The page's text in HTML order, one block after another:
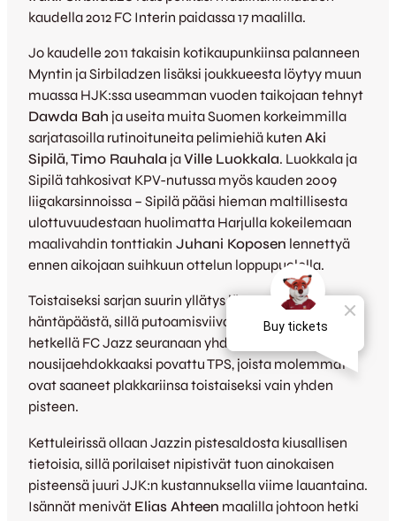
kaudella 2012 FC Interin paidassa 17 maalilla.
Jo kaudelle 2011 takaisin kotikaupunkiinsa palanneen
Myntin ja Sirbiladzen lisäksi joukkueesta löytyy muun
muassa HJK:ssa useamman vuoden taikojaan tehnyt
Dawda Bah ja useita muita Suomen korkeimmilla
sarjatasoilla rutinoituneita pelimiehiä kuten Aki
Sipilä,Timo Rauhala jaVille Luokkala. Luokkala ja
Sipilä tahkosivat KPV-nutussa myös kauden 2009
liigakarsinnoissa – Sipilä pääsi hieman maltillisesta
ulottuvuudestaan huolimatta Harjulla kokeilemaan
maalivahdin tonttiakin Juhani Koposen lennettyä
ennen aikojaan suihkuun ottelun loppupuolella.
Toistaiseksi sarjan suurin yllätys löytyneekin
häntäpäästä, sillä putoamisviivan alla on tällä
hetkellä FC Jazz seuranaan yhdeksi
nousijaehdokkaaksi povattu TPS, joista molemmat
ovat saaneet plakkariinsa toistaiseksi vain yhden
pisteen.
Kettuleirissä ollaan Jazzin pistesaldosta kiusallisen
tietoisia, sillä porilaiset nipistivät tuon ainokaisen
pisteensä juuri JJK:n kustannuksella viime lauantaina.
Isännät menivät Elias Ahteen maalilla johtoon hetki